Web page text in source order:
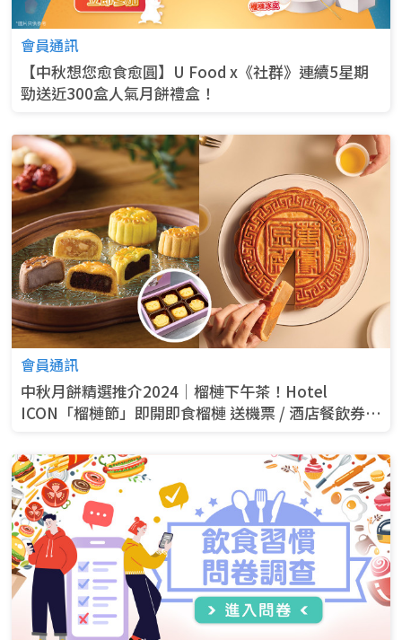
會員通訊
【中秋想您愈食愈圓】U Food x《社群》連續5星期
勁送近300盒人氣月餅禮盒！
會員通訊
中秋月餅精選推介2024│榴槤下午茶！Hotel
ICON「榴槤節」即開即食榴槤 送機票 / 酒店餐飲券 /